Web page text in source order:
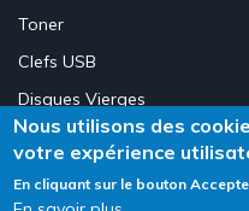
Toner
Clefs USB
Disques Vierges
Création Site E-
Nous utilisons des
votre expérience
En cliquant sur le bouton